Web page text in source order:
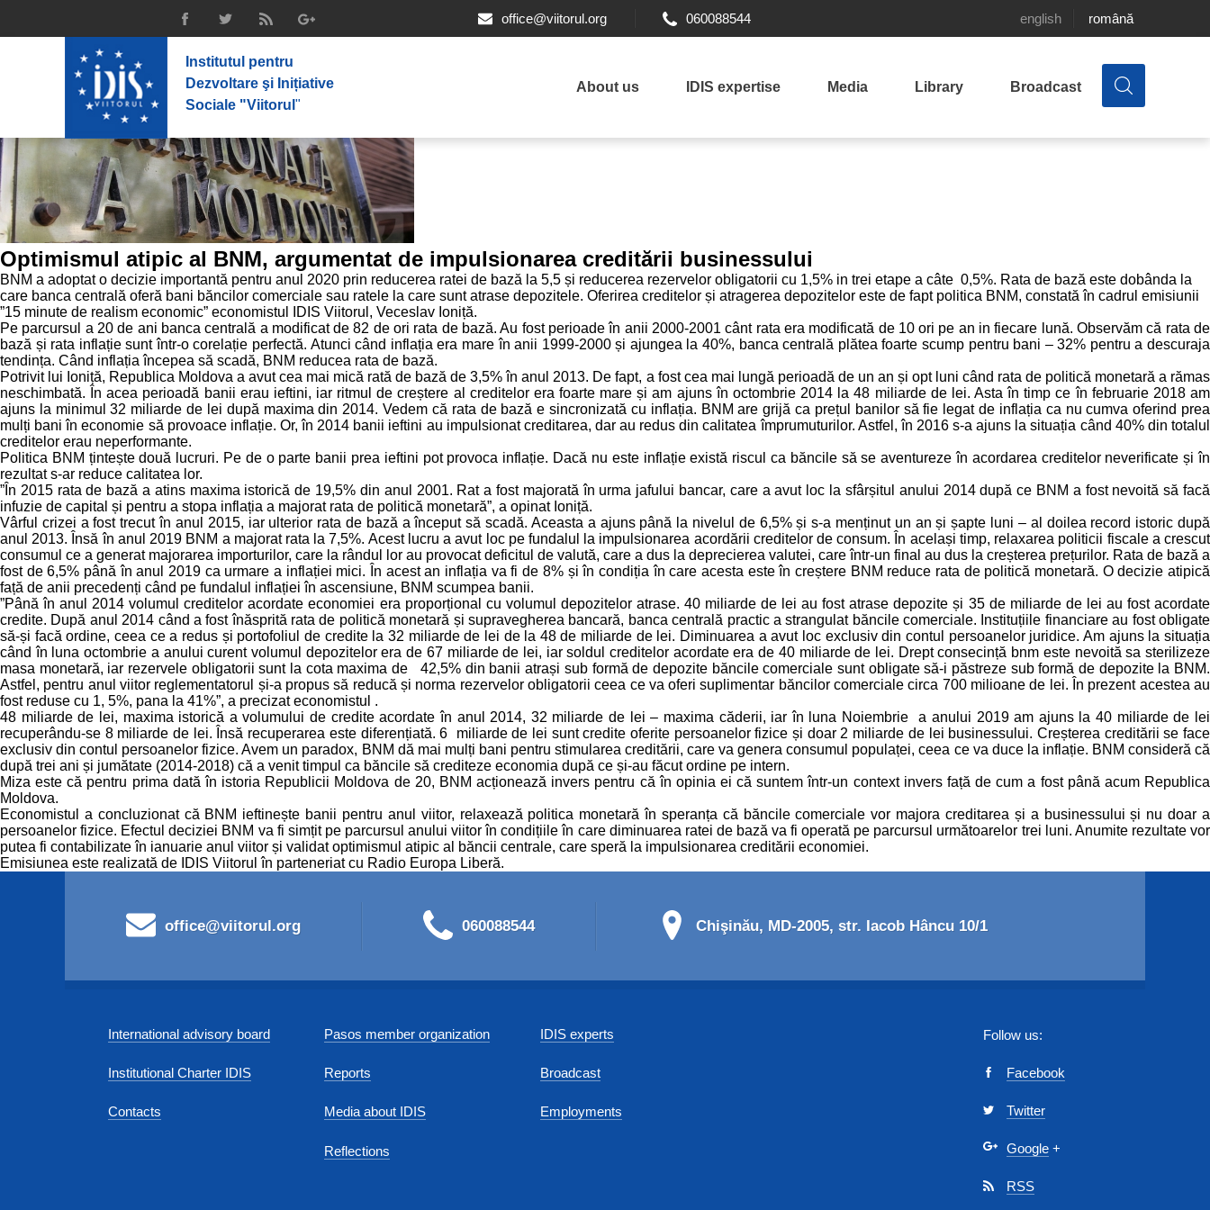
office@viitorul.org 060088544 english română
Institutul pentru
Dezvoltare şi Inițiative
Sociale "Viitorul "
About us IDIS expertise Media Library Broadcast
Optimismul atipic al BNM, argumentat de impulsionarea creditării businessului
BNM a adoptat o decizie importantă pentru anul 2020 prin reducerea ratei de bază la 5,5 și reducerea rezervelor obligatorii cu 1,5% in trei etape a câte 0,5%. Rata de bază este dobânda la
care banca centrală oferă bani băncilor comerciale sau ratele la care sunt atrase depozitele. Oferirea creditelor și atragerea depozitelor este de fapt politica BNM, constată în cadrul emisiunii
”15 minute de realism economic” economistul IDIS Viitorul, Veceslav Ioniță.
Pe parcursul a 20 de ani banca centrală a modificat de 82 de ori rata de bază. Au fost perioade în anii 2000-2001 cânt rata era modificată de 10 ori pe an in fiecare lună. Observăm că rata de
bază și rata inflație sunt într-o corelație perfectă. Atunci când inflația era mare în anii 1999-2000 și ajungea la 40%, banca centrală plătea foarte scump pentru bani – 32% pentru a descuraja
tendința. Când inflația începea să scadă, BNM reducea rata de bază.
Potrivit lui Ioniță, Republica Moldova a avut cea mai mică rată de bază de 3,5% în anul 2013. De fapt, a fost cea mai lungă perioadă de un an și opt luni când rata de politică monetară a rămas
neschimbată. În acea perioadă banii erau ieftini, iar ritmul de creștere al creditelor era foarte mare și am ajuns în octombrie 2014 la 48 miliarde de lei. Asta în timp ce în februarie 2018 am
ajuns la minimul 32 miliarde de lei după maxima din 2014. Vedem că rata de bază e sincronizată cu inflația. BNM are grijă ca prețul banilor să fie legat de inflația ca nu cumva oferind prea
mulți bani în economie să provoace inflație. Or, în 2014 banii ieftini au impulsionat creditarea, dar au redus din calitatea împrumuturilor. Astfel, în 2016 s-a ajuns la situația când 40% din totalul
creditelor erau neperformante.
Politica BNM țintește două lucruri. Pe de o parte banii prea ieftini pot provoca inflație. Dacă nu este inflație există riscul ca băncile să se aventureze în acordarea creditelor neverificate și în
rezultat s-ar reduce calitatea lor.
”În 2015 rata de bază a atins maxima istorică de 19,5% din anul 2001. Rat a fost majorată în urma jafului bancar, care a avut loc la sfârșitul anului 2014 după ce BNM a fost nevoită să facă
infuzie de capital și pentru a stopa inflația a majorat rata de politică monetară”, a opinat Ioniță.
Vârful crizei a fost trecut în anul 2015, iar ulterior rata de bază a început să scadă. Aceasta a ajuns până la nivelul de 6,5% și s-a menținut un an și șapte luni – al doilea record istoric după
anul 2013. Însă în anul 2019 BNM a majorat rata la 7,5%. Acest lucru a avut loc pe fundalul la impulsionarea acordării creditelor de consum. În același timp, relaxarea politicii fiscale a crescut
consumul ce a generat majorarea importurilor, care la rândul lor au provocat deficitul de valută, care a dus la deprecierea valutei, care într-un final au dus la creșterea prețurilor. Rata de bază a
fost de 6,5% până în anul 2019 ca urmare a inflației mici. În acest an inflația va fi de 8% și în condiția în care acesta este în creștere BNM reduce rata de politică monetară. O decizie atipică
față de anii precedenți când pe fundalul inflației în ascensiune, BNM scumpea banii.
”Până în anul 2014 volumul creditelor acordate economiei era proporțional cu volumul depozitelor atrase. 40 miliarde de lei au fost atrase depozite și 35 de miliarde de lei au fost acordate
credite. După anul 2014 când a fost înăsprită rata de politică monetară și supravegherea bancară, banca centrală practic a strangulat băncile comerciale. Instituțiile financiare au fost obligate
să-și facă ordine, ceea ce a redus și portofoliul de credite la 32 miliarde de lei de la 48 de miliarde de lei. Diminuarea a avut loc exclusiv din contul persoanelor juridice. Am ajuns la situația
când în luna octombrie a anului curent volumul depozitelor era de 67 miliarde de lei, iar soldul creditelor acordate era de 40 miliarde de lei. Drept consecință bnm este nevoită sa sterilizeze
masa monetară, iar rezervele obligatorii sunt la cota maxima de 42,5% din banii atrași sub formă de depozite băncile comerciale sunt obligate să-i păstreze sub formă de depozite la BNM.
Astfel, pentru anul viitor reglementatorul și-a propus să reducă și norma rezervelor obligatorii ceea ce va oferi suplimentar băncilor comerciale circa 700 milioane de lei. În prezent acestea au
fost reduse cu 1, 5%, pana la 41%”, a precizat economistul .
48 miliarde de lei, maxima istorică a volumului de credite acordate în anul 2014, 32 miliarde de lei – maxima căderii, iar în luna Noiembrie a anului 2019 am ajuns la 40 miliarde de lei
recuperându-se 8 miliarde de lei. Însă recuperarea este diferențiată. 6 miliarde de lei sunt credite oferite persoanelor fizice și doar 2 miliarde de lei businessului. Creșterea creditării se face
exclusiv din contul persoanelor fizice. Avem un paradox, BNM dă mai mulți bani pentru stimularea creditării, care va genera consumul populaței, ceea ce va duce la inflație. BNM consideră că
după trei ani și jumătate (2014-2018) că a venit timpul ca băncile să crediteze economia după ce și-au făcut ordine pe intern.
Miza este că pentru prima dată în istoria Republicii Moldova de 20, BNM acționează invers pentru că în opinia ei că suntem într-un context invers față de cum a fost până acum Republica
Moldova.
Economistul a concluzionat că BNM ieftinește banii pentru anul viitor, relaxează politica monetară în speranța că băncile comerciale vor majora creditarea și a businessului și nu doar a
persoanelor fizice. Efectul deciziei BNM va fi simțit pe parcursul anului viitor în condițiile în care diminuarea ratei de bază va fi operată pe parcursul următoarelor trei luni. Anumite rezultate vor
putea fi contabilizate în ianuarie anul viitor și validat optimismul atipic al băncii centrale, care speră la impulsionarea creditării economiei.
Emisiunea este realizată de IDIS Viitorul în parteneriat cu Radio Europa Liberă.
office@viitorul.org 060088544 Chişinău, MD-2005, str. Iacob Hâncu 10/1
International advisory board
Institutional Charter IDIS
Contacts
Pasos member organization
Reports
Media about IDIS
Reflections
IDIS experts
Broadcast
Employments
Follow us:
Facebook
Twitter
Google +
RSS